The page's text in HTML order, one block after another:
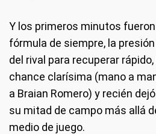
Y los primeros minutos
fórmula de siempre, la
del rival para recuperar
chance clarísima (mano a
a Braian Romero) y recién
su mitad de campo más allá
medio de juego.